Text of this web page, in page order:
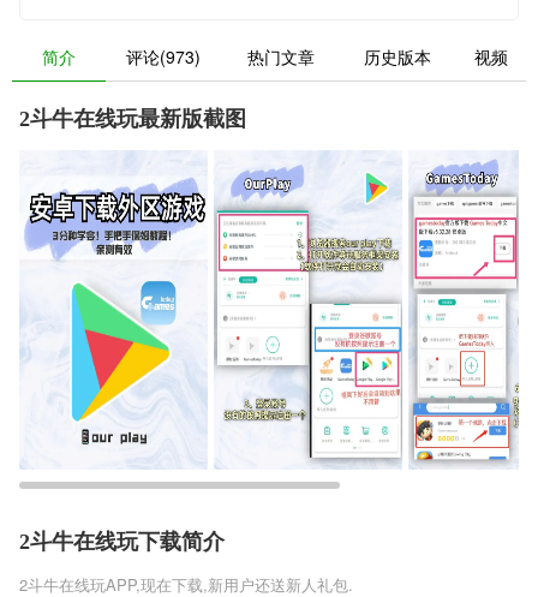
简介 评论(973) 热门文章 历史版本 视频
2斗牛在线玩最新版截图
2斗牛在线玩下载简介
2斗牛在线玩APP,现在下载,新用户还送新人礼包.